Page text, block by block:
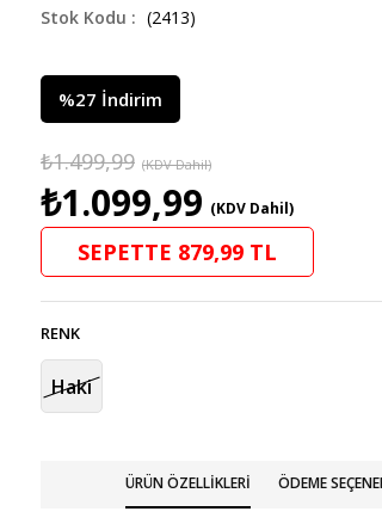
(2413)
%27 İndirim
₺1.499,99 (KDV Dahil)
₺1.099,99 (KDV Dahil)
SEPETTE 879,99 TL
RENK
Haki
ÜRÜN ÖZELLIKLERI ÖDEME